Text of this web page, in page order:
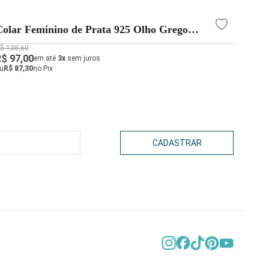
Feminino de Prata 925 Olho Grego
Madrepérola
138,60
97,00em até 3x sem juros
R$ 87,30no Pix
CADASTRAR